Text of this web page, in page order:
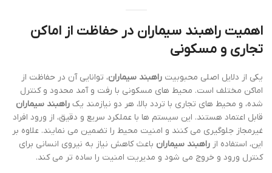
اهمیت راهبند سیماران در حفاظت از اماکن
تجاری و مسکونی
یکی از دلایل اصلی محبوبیت راهبند سیماران، توانایی آن در حفاظت از
اماکن مختلف است. محیط های مسکونی با رفت و آمد محدود و کنترل
شده، و محیط های تجاری با تردد بالا، هر دو نیازمند یک راهبند سیماران
قابل اعتماد هستند. این سیستم ها با عملکرد سریع و دقیق، از ورود افراد
غیرمجاز جلوگیری می کنند و امنیت محیط را تضمین می نمایند. علاوه بر
این، استفاده از راهبند سیماران باعث کاهش نیاز به نیروی انسانی برای
کنترل ورود و خروج می شود و مدیریت امنیت را ساده تر می کند.